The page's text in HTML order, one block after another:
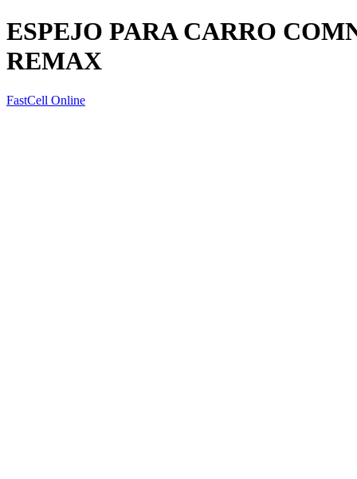
ESPEJO PARA CARRO
REMAX
FastCell Online